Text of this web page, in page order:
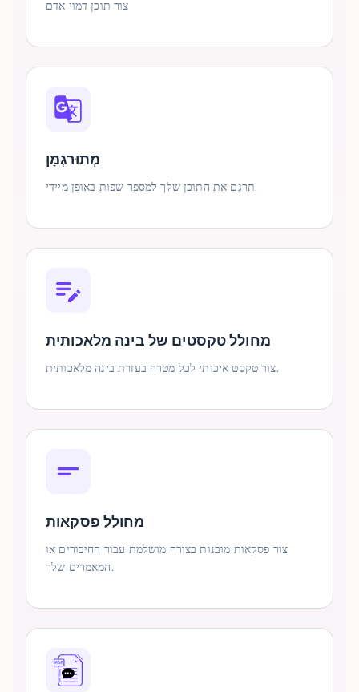
צור תוכן דמוי אדם
מְתוּרגְמָן
תרגם את התוכן שלך למספר שפות באופן מיידי.
מחולל טקסטים של בינה מלאכותית
צור טקסט איכותי לכל מטרה בעזרת בינה מלאכותית.
מחולל פסקאות
צור פסקאות מובנות בצורה מושלמת עבור החיבורים או
המאמרים שלך.